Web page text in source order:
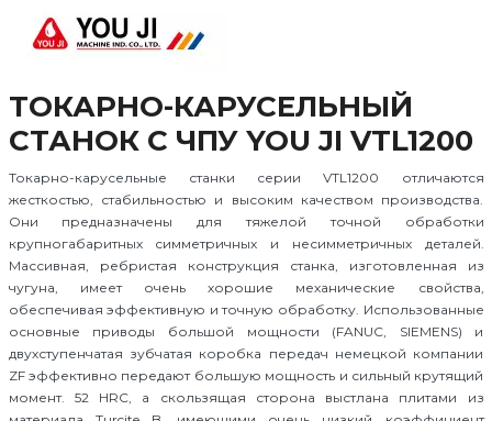
ТОКАРНО-КАРУСЕЛЬНЫЙ
СТАНОК С ЧПУ YOU JI VTL1200
Токарно-карусельные станки серии VTL1200 отличаются
жесткостью, стабильностью и высоким качеством производства.
Они предназначены для тяжелой точной обработки
крупногабаритных симметричных и несимметричных деталей.
Массивная, ребристая конструкция станка, изготовленная из
чугуна, имеет очень хорошие механические свойства,
обеспечивая эффективную и точную обработку. Использованные
основные приводы большой мощности (FANUC, SIEMENS) и
двухступенчатая зубчатая коробка передач немецкой компании
ZF эффективно передают большую мощность и сильный крутящий
момент. 52 HRC, а скользящая сторона выстлана плитами из